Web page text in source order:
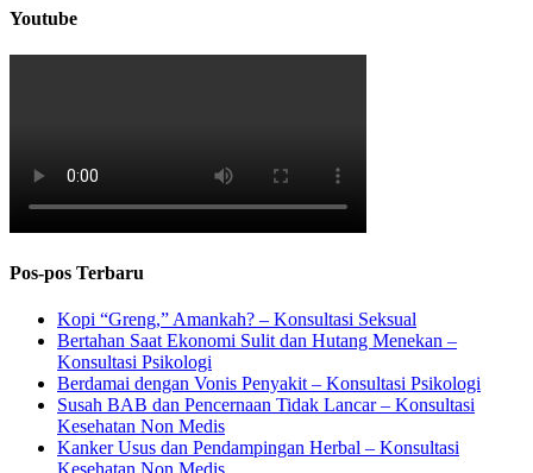
Youtube
Pos-pos Terbaru
Kopi “Greng,” Amankah? – Konsultasi Seksual
Bertahan Saat Ekonomi Sulit dan Hutang Menekan –
Konsultasi Psikologi
Berdamai dengan Vonis Penyakit – Konsultasi Psikologi
Susah BAB dan Pencernaan Tidak Lancar – Konsultasi
Kesehatan Non Medis
Kanker Usus dan Pendampingan Herbal – Konsultasi